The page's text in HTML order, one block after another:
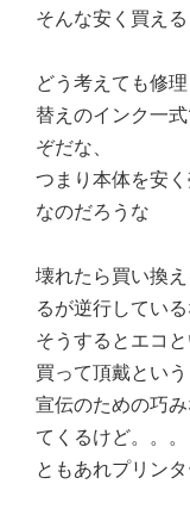
そんな安く買え
どう考えても修
替えのインク一
ぞだな、
つまり本体を安
なのだろうな
壊れたら買い換
るが逆行してい
そうするとエコ
買って頂戴という
宣伝のための巧
てくるけど。。。
ともあれプリン